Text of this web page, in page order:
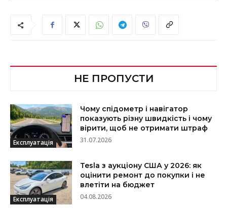
НЕ ПРОПУСТИ
Експлуатація
Чому спідометр і навігатор
показують різну швидкість і чому
вірити, щоб не отримати штраф
31.07.2026
Експлуатація
Tesla з аукціону США у 2026: як
оцінити ремонт до покупки і не
влетіти на бюджет
04.08.2026